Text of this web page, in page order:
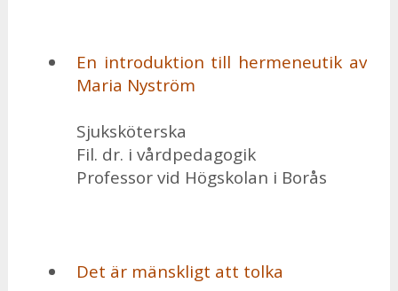
En in­tro­duk­tion till her­me­ne­u­tik av
Ma­ria Ny­ström
Sjuk­skö­ters­ka
Fil. dr. i vård­pe­da­go­gik
Pro­fes­sor vid Hög­sko­lan i Borås
Det är mänsk­ligt att tol­ka